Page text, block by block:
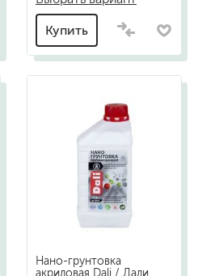
Купить
Нано-грунтовка
акриловая Dali / Дали